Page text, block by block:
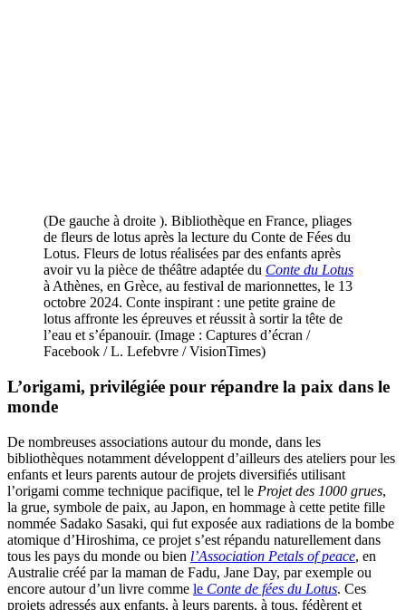
(De gauche à droite ). Bibliothèque en France, pliages
de fleurs de lotus après la lecture du Conte de Fées du
Lotus. Fleurs de lotus réalisées par des enfants après
avoir vu la pièce de théâtre adaptée du Conte du Lotus
à Athènes, en Grèce, au festival de marionnettes, le 13
octobre 2024. Conte inspirant : une petite graine de
lotus affronte les épreuves et réussit à sortir la tête de
l’eau et s’épanouir. (Image : Captures d’écran /
Facebook / L. Lefebvre / VisionTimes)
L’origami, privilégiée pour répandre la paix dans le
monde
De nombreuses associations autour du monde, dans les
bibliothèques notamment développent d’ailleurs des ateliers pour les
enfants et leurs parents autour de projets diversifiés utilisant
l’origami comme technique pacifique, tel le Projet des 1000 grues,
la grue, symbole de paix, au Japon, en hommage à cette petite fille
nommée Sadako Sasaki, qui fut exposée aux radiations de la bombe
atomique d’Hiroshima, ce projet s’est répandu naturellement dans
tous les pays du monde ou bien l’Association Petals of peace, en
Australie créé par la maman de Fadu, Jane Day, par exemple ou
encore autour d’un livre comme le Conte de fées du Lotus. Ces
projets adressés aux enfants, à leurs parents, à tous, fédèrent et